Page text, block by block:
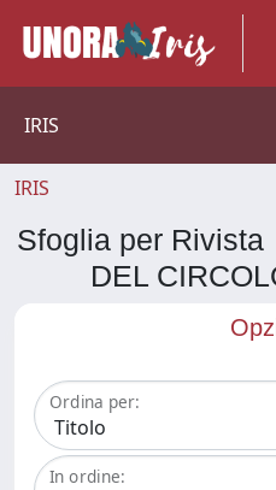
IRIS
IRIS
Sfoglia per
DEL
Ordina per:
In ordine: